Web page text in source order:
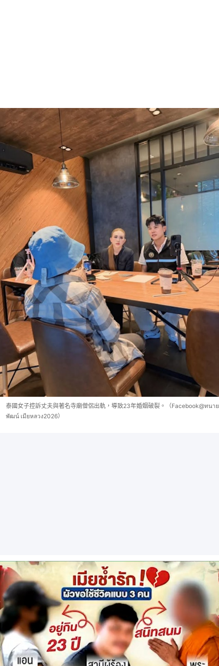
泰國女子控訴丈夫與著名寺廟僧侶出軌，導致23年婚姻破裂。（Facebook@ทนาย
พัฒน์ เมียหลวง2026）